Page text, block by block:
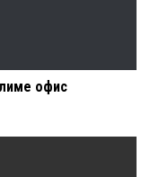
офис